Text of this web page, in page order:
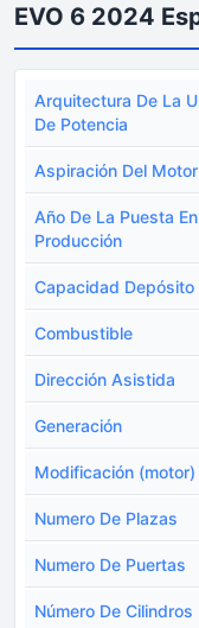
EVO 6 2024
Arquitectura De La
De Potencia
Aspiración Del Motor
Año De La Puesta En
Producción
Capacidad Depósito
Combustible
Dirección Asistida
Generación
Modificación (motor)
Numero De Plazas
Numero De Puertas
Número De Cilindros